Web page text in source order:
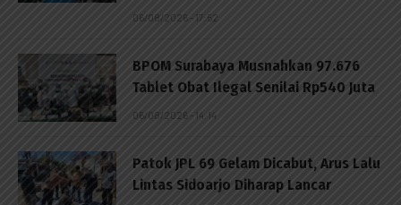
06/08/2026 - 17:52
BPOM Surabaya Musnahkan 97.676
Tablet Obat Ilegal Senilai Rp540 Juta
06/08/2026 - 14:14
Patok JPL 69 Gelam Dicabut, Arus Lalu
Lintas Sidoarjo Diharap Lancar